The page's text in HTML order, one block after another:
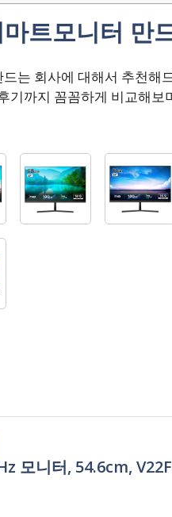
마트모니터 만
는 회사에 대해서 추천해
기까지 꼼꼼하게 비교해
모니터, 54.6cm,